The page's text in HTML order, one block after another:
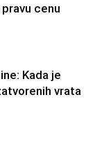
cenu
Kada je
vrata